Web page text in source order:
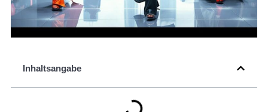
Inhaltsangabe